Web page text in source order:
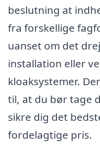
beslutning at
fra forskellige
uanset om det
installation eller
kloaksystemer.
til, at du bør tage
sikre dig det
fordelagtige pris.